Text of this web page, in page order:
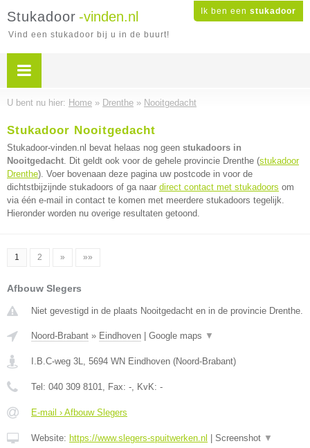
Ik ben een stukadoor
Stukadoor -vinden.nl
Vind een stukadoor bij u in de buurt!
U bent nu hier: Home » Drenthe » Nooitgedacht
Stukadoor Nooitgedacht
Stukadoor-vinden.nl bevat helaas nog geen stukadoors in
Nooitgedacht. Dit geldt ook voor de gehele provincie Drenthe (stukadoor
Drenthe). Voer bovenaan deze pagina uw postcode in voor de
dichtstbijzijnde stukadoors of ga naar direct contact met stukadoors om
via één e-mail in contact te komen met meerdere stukadoors tegelijk.
Hieronder worden nu overige resultaten getoond.
1 2 » »»
Afbouw Slegers
Niet gevestigd in de plaats Nooitgedacht en in de provincie Drenthe.
Noord-Brabant » Eindhoven Google maps ▼
I.B.C-weg 3L, 5694 WN Eindhoven (Noord-Brabant)
Tel: 040 309 8101, Fax: -, KvK: -
E-mail › Afbouw Slegers
Website: https://www.slegers-spuitwerken.nl Screenshot ▼